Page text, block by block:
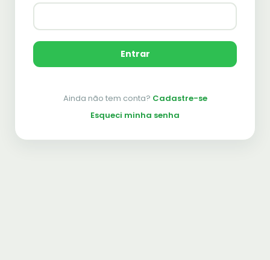
Entrar
Ainda não tem conta? Cadastre-se
Esqueci minha senha